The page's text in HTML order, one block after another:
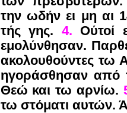
την ωδήν ει μη αι
τής γης. 4. Ούτοί
εμολύνθησαν.
ακολουθούντες τω
ηγοράσθησαν
Θεώ και τω αρνίω.
τω στόματι αυτών.